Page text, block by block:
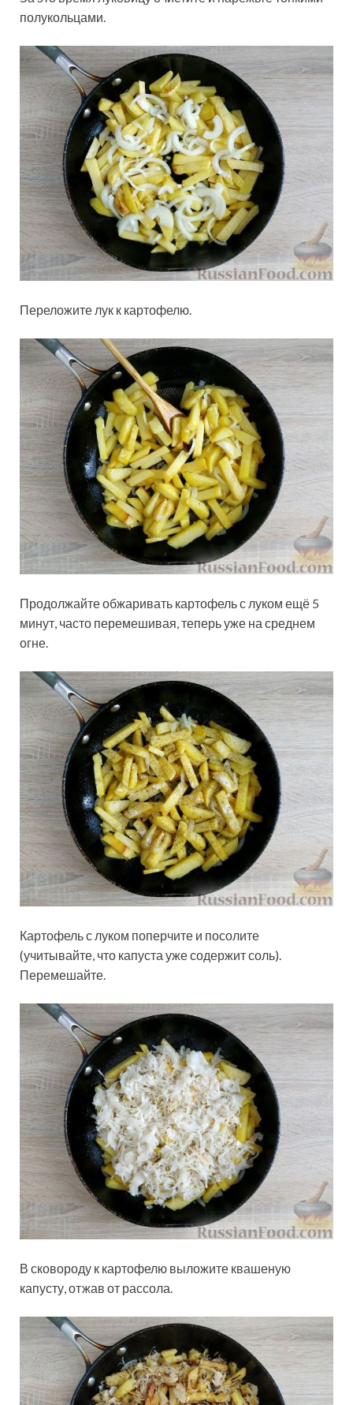
полукольцами.
Переложите лук к картофелю.
Продолжайте обжаривать картофель с луком ещё 5
минут, часто перемешивая, теперь уже на среднем
огне.
Картофель с луком поперчите и посолите
(учитывайте, что капуста уже содержит соль).
Перемешайте.
В сковороду к картофелю выложите квашеную
капусту, отжав от рассола.